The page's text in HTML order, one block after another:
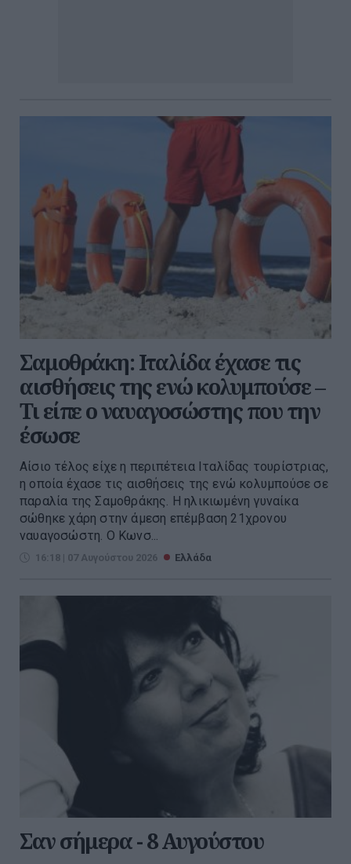
Σαμοθράκη: Ιταλίδα έχασε τις
αισθήσεις της ενώ κολυμπούσε –
Τι είπε ο ναυαγοσώστης που την
έσωσε
Αίσιο τέλος είχε η περιπέτεια Ιταλίδας τουρίστριας,
η οποία έχασε τις αισθήσεις της ενώ κολυμπούσε σε
παραλία της Σαμοθράκης. Η ηλικιωμένη γυναίκα
σώθηκε χάρη στην άμεση επέμβαση 21χρονου
ναυαγοσώστη. Ο Κωνσ...
16:18 | 07 Αυγούστου 2026 Ελλάδα
Σαν σήμερα - 8 Αυγούστου